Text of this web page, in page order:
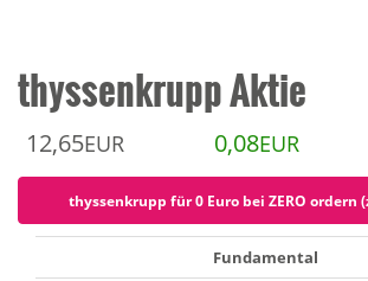
thyssenkrupp Aktie
12,65EUR 0,08EUR
thyssenkrupp für 0 Euro bei ZERO ordern
Fundamental